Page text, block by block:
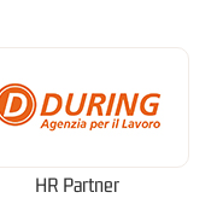
HR Partner